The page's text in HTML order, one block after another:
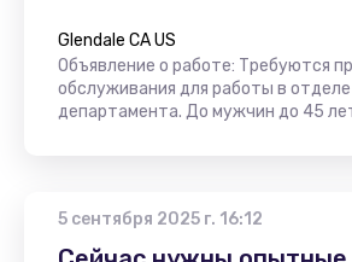
Glendale CA US
Объявление о работе: Требуются
обслуживания для работы в отделе
департамента. До мужчин до 45
5 сентября 2025 г. 16:12